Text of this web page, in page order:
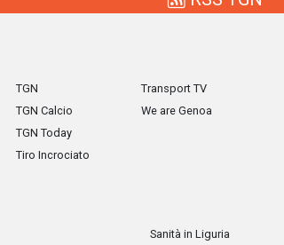
TGN
TGN Calcio
TGN Today
Tiro Incrociato
Transport TV
We are Genoa
Sanità in Liguria